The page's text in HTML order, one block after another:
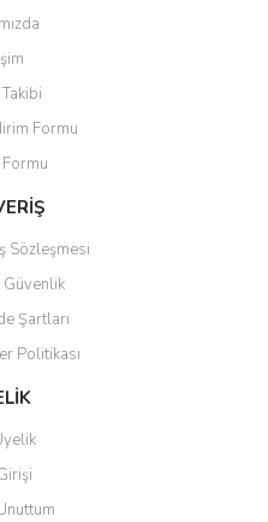
Yaz
görüntülenemiyor.
bulunuyor.
pahalı.
olmalı.
Formu
Sözleşmesi
Şartları
Politikası